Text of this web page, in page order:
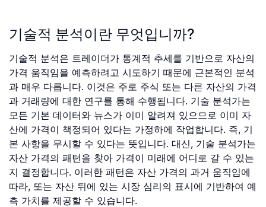
기술적 분석이란 무엇입니까?
기술적 분석은 트레이더가 통계적 추세를 기반으로 자산의
가격 움직임을 예측하려고 시도하기 때문에 근본적인 분석
과 매우 다릅니다. 이것은 주로 주식 또는 다른 자산의 가격
과 거래량에 대한 연구를 통해 수행됩니다. 기술 분석가는
모든 기본 데이터와 뉴스가 이미 알려져 있으므로 이미 자
산에 가격이 책정되어 있다는 가정하에 작업합니다. 즉, 기
본 사항을 무시할 수 있다는 뜻입니다. 대신, 기술 분석가는
자산 가격의 패턴을 찾아 가격이 미래에 어디로 갈 수 있는
지 결정합니다. 이러한 패턴은 자산 가격의 과거 움직임에
따라, 또는 자산 뒤에 있는 시장 심리의 표시에 기반하여 예
측 가치를 제공할 수 있습니다.